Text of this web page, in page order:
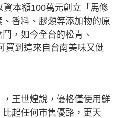
資本額100萬元創立「馬修
香料、膠類等添加物的原
，如今全台的松青、
買到這來自台南美味又健
，王世煌說，優格僅使用鮮
起任何市售優酪，更天